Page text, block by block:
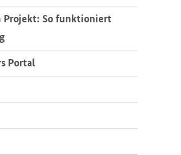
Pro­jekt: So funk­tio­niert
Por­tal